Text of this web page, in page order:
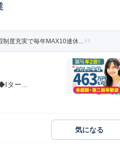
制度充実で毎年MAX10連休...
ター...
気になる